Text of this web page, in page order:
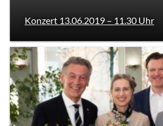
Konzert 13.06.2019 – 11.30 Uhr